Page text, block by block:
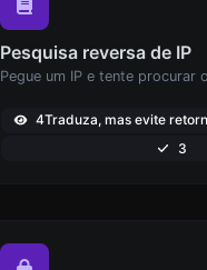
Pesquisa reversa de IP
4Traduza, mas evite
3